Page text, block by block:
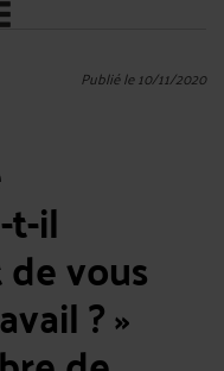
Publié le 10/11/2020
t-il
vous
? »